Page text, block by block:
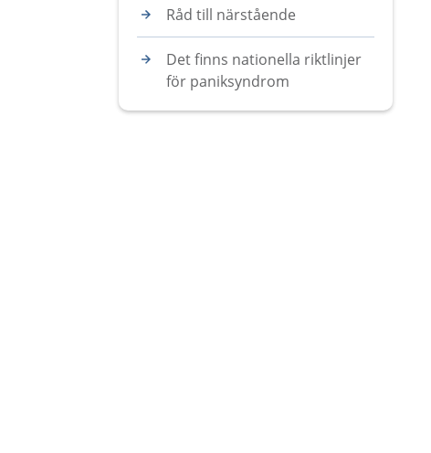
Råd till närstående
Det finns nationella riktlinjer
för paniksyndrom